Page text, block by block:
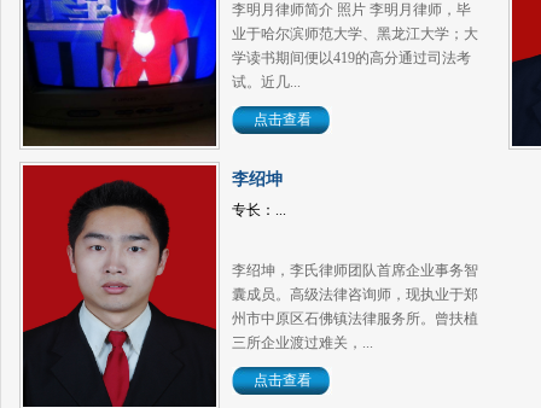
李明月律师简介 照片 李明月律师，毕
业于哈尔滨师范大学、黑龙江大学；大
学读书期间便以419的高分通过司法考
试。近几...
点击查看
李绍坤
专长：...
李绍坤，李氏律师团队首席企业事务智
囊成员。高级法律咨询师，现执业于郑
州市中原区石佛镇法律服务所。曾扶植
三所企业渡过难关，...
点击查看